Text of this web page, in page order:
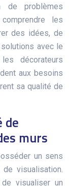
de problèmes
les
des idées, de
avec le
décorateurs
aux besoins
sa qualité de
de
murs
un sens
visualisation.
visualiser un